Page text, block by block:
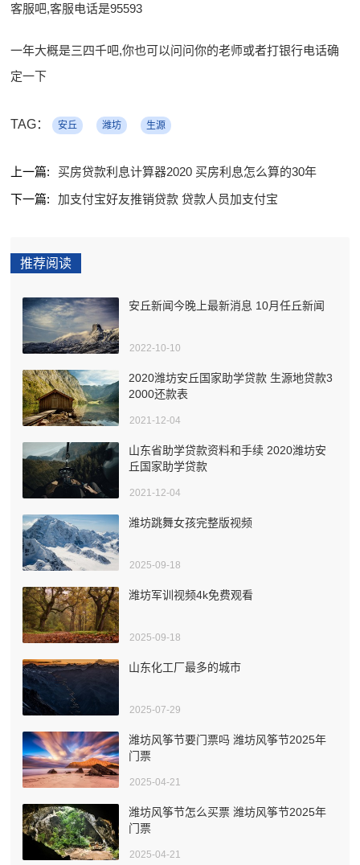
客服吧,客服电话是95593
一年大概是三四千吧,你也可以问问你的老师或者打银行电话确
定一下
TAG： 安丘 潍坊 生源
上一篇:
买房贷款利息计算器2020 买房利息怎么算的30年
下一篇:
加支付宝好友推销贷款 贷款人员加支付宝
推荐阅读
安丘新闻今晚上最新消息 10月任丘新闻
2022-10-10
2020潍坊安丘国家助学贷款 生源地贷款3
2000还款表
2021-12-04
山东省助学贷款资料和手续 2020潍坊安
丘国家助学贷款
2021-12-04
潍坊跳舞女孩完整版视频
2025-09-18
潍坊军训视频4k免费观看
2025-09-18
山东化工厂最多的城市
2025-07-29
潍坊风筝节要门票吗 潍坊风筝节2025年
门票
2025-04-21
潍坊风筝节怎么买票 潍坊风筝节2025年
门票
2025-04-21